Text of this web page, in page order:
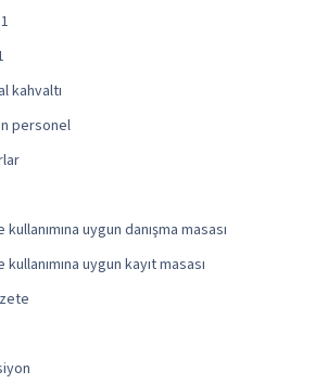
kahvaltı
personel
uygun danışma masası
uygun kayıt masası